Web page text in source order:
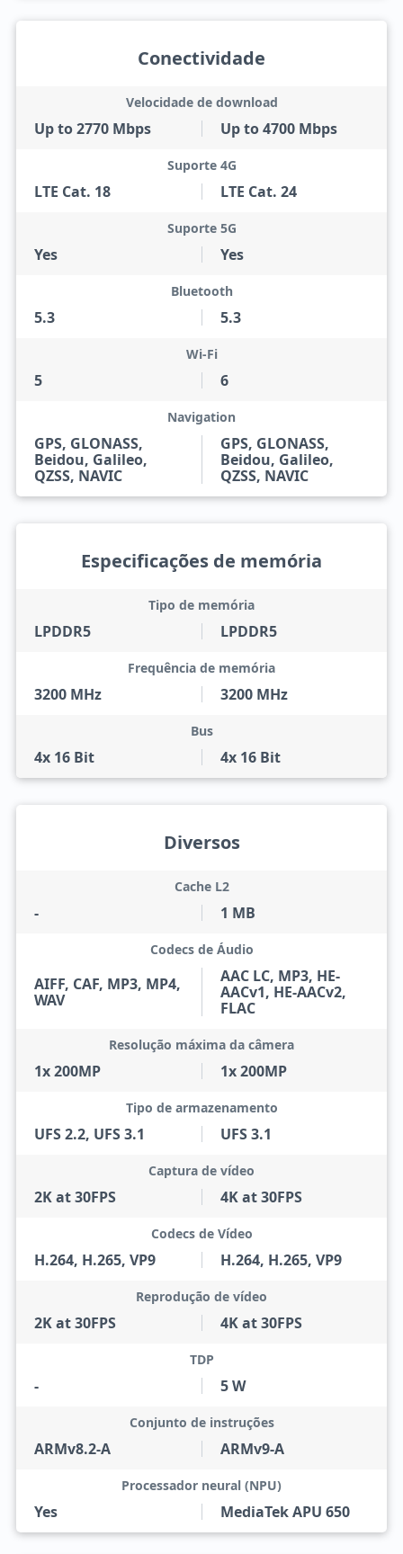
Conectividade
Up to 2770 Mbps
Velocidade de download
Up to 4700 Mbps
LTE Cat. 18
Suporte 4G
LTE Cat. 24
Yes
Suporte 5G
Yes
5.3
Bluetooth
5.3
5
Wi-Fi
6
GPS, GLONASS,
Beidou, Galileo,
QZSS, NAVIC
Navigation
GPS, GLONASS,
Beidou, Galileo,
QZSS, NAVIC
Especificações de memória
LPDDR5
Tipo de memória
LPDDR5
3200 MHz
Frequência de memória
3200 MHz
4x 16 Bit
Bus
4x 16 Bit
Diversos
-
Cache L2
1 MB
AIFF, CAF, MP3, MP4,
WAV
Codecs de Áudio
AAC LC, MP3, HE-
AACv1, HE-AACv2,
FLAC
1x 200MP
Resolução máxima da câmera
1x 200MP
UFS 2.2, UFS 3.1
Tipo de armazenamento
UFS 3.1
2K at 30FPS
Captura de vídeo
4K at 30FPS
H.264, H.265, VP9
Codecs de Vídeo
H.264, H.265, VP9
2K at 30FPS
Reprodução de vídeo
4K at 30FPS
-
TDP
5 W
ARMv8.2-A
Conjunto de instruções
ARMv9-A
Yes
Processador neural (NPU)
MediaTek APU 650